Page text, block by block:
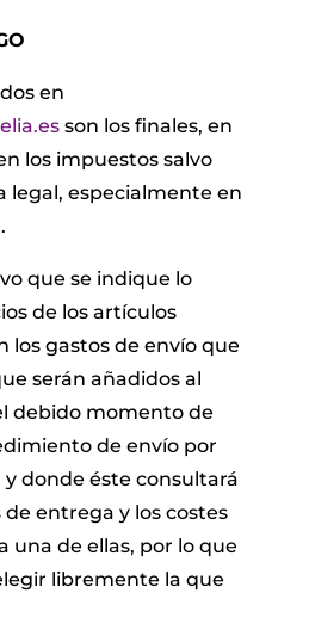
en
son los finales, en
los impuestos salvo
legal, especialmente en
que se indique lo
de los artículos
los gastos de envío que
serán añadidos al
debido momento de
de envío por
donde éste consultará
entrega y los costes
una de ellas, por lo que
libremente la que